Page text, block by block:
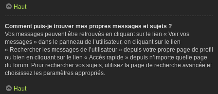
Haut
Comment puis-je trouver mes propres messages et sujets ?
Vos messages peuvent être retrouvés en cliquant sur le lien « Voir vos
messages » dans le panneau de l’utilisateur, en cliquant sur le lien
« Rechercher les messages de l’utilisateur » depuis votre propre page de profil
ou bien en cliquant sur le lien « Accès rapide » depuis n’importe quelle page
du forum. Pour rechercher vos sujets, utilisez la page de recherche avancée et
choisissez les paramètres appropriés.
Haut